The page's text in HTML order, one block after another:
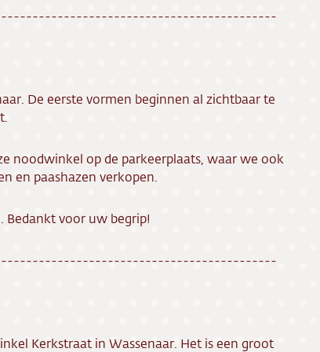
De eerste vormen beginnen al zichtbaar te
noodwinkel op de parkeerplaats, waar we ook
en paashazen verkopen.
Bedankt voor uw begrip!
Kerkstraat in Wassenaar. Het is een groot